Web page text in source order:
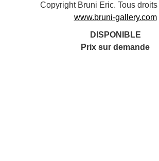
Copyright Bruni Eric. Tous
www.bruni-gallery.com
DISPONIBLE
Prix sur demande